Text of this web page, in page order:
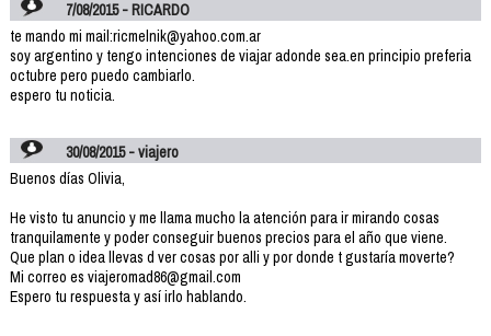
7/08/2015 - RICARDO
te mando mi mail:ricmelnik@yahoo.com.ar
soy argentino y tengo intenciones de viajar adonde sea.en principio preferia
octubre pero puedo cambiarlo.
espero tu noticia.
30/08/2015 - viajero
Buenos días Olivia,
He visto tu anuncio y me llama mucho la atención para ir mirando cosas
tranquilamente y poder conseguir buenos precios para el año que viene.
Que plan o idea llevas d ver cosas por alli y por donde t gustaría moverte?
Mi correo es viajeromad86@gmail.com
Espero tu respuesta y así irlo hablando.